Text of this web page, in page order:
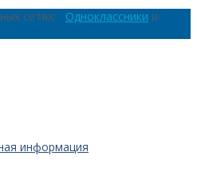
информация
сетях: Одноклассники и